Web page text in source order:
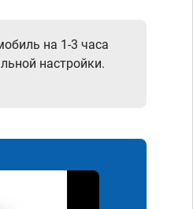
на 1-3 часа
настройки.